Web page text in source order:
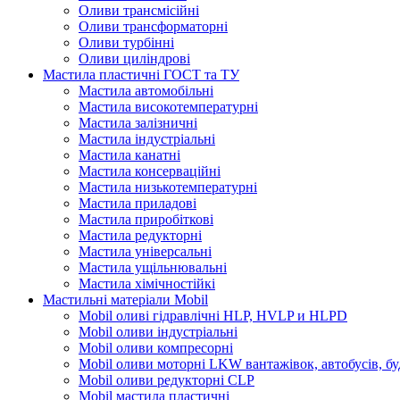
Оливи трансмісійні
Оливи трансформаторні
Оливи турбінні
Оливи циліндрові
Мастила пластичні ГОСТ та ТУ
Мастила автомобільні
Мастила високотемпературні
Мастила залізничні
Мастила індустріальні
Мастила канатні
Мастила консерваційні
Мастила низькотемпературні
Мастила приладові
Мастила приробіткові
Мастила редукторні
Мастила універсальні
Мастила ущільнювальні
Мастила хімічностійкі
Мастильні матеріали Mobil
Mobil оливі гідравлічні HLP, HVLP и HLPD
Mobil оливи індустріальні
Mobil оливи компресорні
Mobil оливи моторні LKW вантажівок, автобусів,
Mobil оливи редукторні CLP
Mobil мастила пластичні